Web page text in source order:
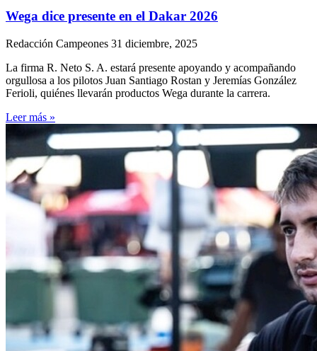
Wega dice presente en el Dakar 2026
Redacción Campeones 31 diciembre, 2025
La firma R. Neto S. A. estará presente apoyando y acompañando
orgullosa a los pilotos Juan Santiago Rostan y Jeremías González
Ferioli, quiénes llevarán productos Wega durante la carrera.
Leer más »